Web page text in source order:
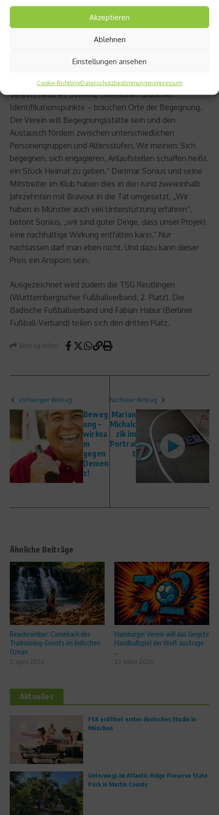
Akzeptieren
Ablehnen
Einstellungen ansehen
Cookie-RichtlinieDatenschutzbestimmungenImpressum
auch einmal andersherum.
Vorbild für andere Klubs
Hinsicht. Der Verein hat mit viel Akribie, Beharrlichkeit
und Kreativität etwas Tolles aufgebaut. Im Leitbild des
Vereins heißt es treffend: „Menschen brauchen
Identifikationspunkte – brauchen Orte der Begegnung.
Der Verein will Begegnungsstätte sein und den
Austausch fördern zwischen unterschiedlichen
Personengruppen und Altersstufen. Wir meinen: Sich
begegnen, sich engagieren, Anlaufstellen schaffen heißt,
ein Stück Heimat zu geben.“ Dietmar Sonius und seine
Mitstreiter im Klub haben dies in den rund zweieinhalb
Jahrzehnten mit Bravour in die Tat umgesetzt. „Wir
haben in Münster auch viel Unterstützung erfahren“,
betont Sonius, „wir sind guter Dinge, dass unser Projekt
eine nachhaltige Wirkung entfalten kann.“ Nur
nachlassen darf man eben nicht. Und dazu kann dieser
Preis ein Ansporn sein.
Ausgezeichnet wird zudem die TSG Reutlingen
(Württembergischer Fußballverband; 2. Platz). Der
Badische Fußballverband und Fabian Habur (Berliner
Fußball-Verband) teilen sich den dritten Platz.
Beitrag teilen
vorheriger Beitrag
Beweg
ung –
wirksa
m
gegen
Demen
z!
Nächster Beitrag
Marian
Michalc
zik im
Portrai
t
Ähnliche Beiträge
Beachcomber: Comeback des
Trailrunning-Events im Indischen
Ozean
2. April 2026
Hamburger Verein will das längste
Handballspiel der Welt austrage
...
27. März 2026
Aktuelles
FS8 eröffnet erstes deutsches Studio in
München
Unterwegs im Atlantic Ridge Preserve State
Park in Martin County